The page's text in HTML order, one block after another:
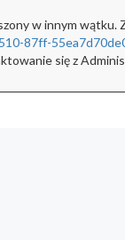
w innym wątku.
87ff-
się z